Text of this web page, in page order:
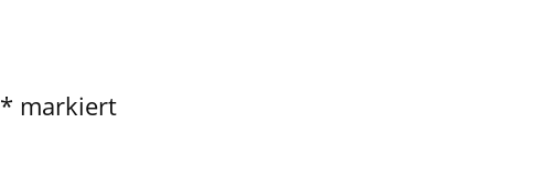
* markiert